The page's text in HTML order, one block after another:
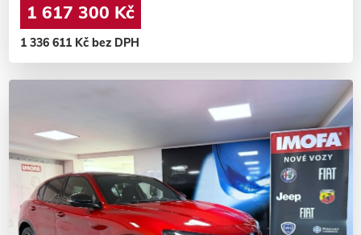
1 617 300 Kč
1 336 611 Kč bez DPH